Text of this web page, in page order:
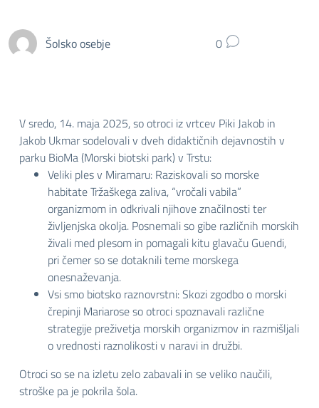
Šolsko osebje 0
V sredo, 14. maja 2025, so otroci iz vrtcev Piki Jakob in
Jakob Ukmar sodelovali v dveh didaktičnih dejavnostih v
parku BioMa (Morski biotski park) v Trstu:
Veliki ples v Miramaru: Raziskovali so morske
habitate Tržaškega zaliva, “vročali vabila”
organizmom in odkrivali njihove značilnosti ter
življenjska okolja. Posnemali so gibe različnih morskih
živali med plesom in pomagali kitu glavaču Guendi,
pri čemer so se dotaknili teme morskega
onesnaževanja.
Vsi smo biotsko raznovrstni: Skozi zgodbo o morski
črepinji Mariarose so otroci spoznavali različne
strategije preživetja morskih organizmov in razmišljali
o vrednosti raznolikosti v naravi in družbi.
Otroci so se na izletu zelo zabavali in se veliko naučili,
stroške pa je pokrila šola.